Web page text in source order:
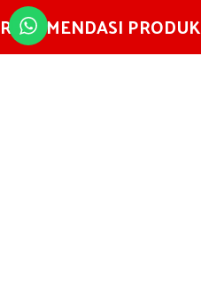
REKOMENDASI